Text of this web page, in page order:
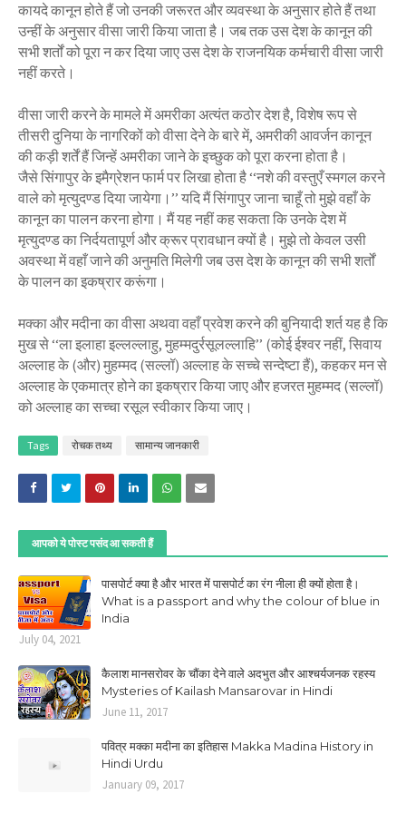
कायदे कानून होते हैं जो उनकी जरूरत और व्यवस्था के अनुसार होते हैं तथा
उन्हीं के अनुसार वीसा जारी किया जाता है। जब तक उस देश के कानून की
सभी शर्तों को पूरा न कर दिया जाए उस देश के राजनयिक कर्मचारी वीसा जारी
नहीं करते।
वीसा जारी करने के मामले में अमरीका अत्यंत कठोर देश है, विशेष रूप से
तीसरी दुनिया के नागरिकों को वीसा देने के बारे में, अमरीकी आवर्जन कानून
की कड़ी शर्तें हैं जिन्हें अमरीका जाने के इच्छुक को पूरा करना होता है।
जैसे सिंगापुर के इमैग्रेशन फार्म पर लिखा होता है ‘‘नशे की वस्तुएँ स्मगल करने
वाले को मृत्युदण्ड दिया जायेगा।’’ यदि मैं सिंगापुर जाना चाहूँ तो मुझे वहाँ के
कानून का पालन करना होगा। मैं यह नहीं कह सकता कि उनके देश में
मृत्युदण्ड का निर्दयतापूर्ण और क्रूर प्रावधान क्यों है। मुझे तो केवल उसी
अवस्था में वहाँ जाने की अनुमति मिलेगी जब उस देश के कानून की सभी शर्तों
के पालन का इकष्रार करूंगा।
मक्का और मदीना का वीसा अथवा वहाँ प्रवेश करने की बुनियादी शर्त यह है कि
मुख से ‘‘ला इलाहा इल्लल्लाहु, मुहम्मदुर्रसूलल्लाहि’’ (कोई ईश्वर नहीं, सिवाय
अल्लाह के (और) मुहम्मद (सल्लॉ) अल्लाह के सच्चे सन्देष्टा हैं), कहकर मन से
अल्लाह के एकमात्र होने का इकष्रार किया जाए और हजरत मुहम्मद (सल्लॉ)
को अल्लाह का सच्चा रसूल स्वीकार किया जाए।
Tags रोचक तथ्‍य सामान्‍य जानकारी
आपको ये पोस्ट पसंद आ सकती हैं
पासपोर्ट क्या है और भारत में पासपोर्ट का रंग नीला ही क्यों होता है।
What is a passport and why the colour of blue in
India
July 04, 2021
कैलाश मानसरोवर के चौंका देने वाले अदभुत और आश्चर्यजनक रहस्य
Mysteries of Kailash Mansarovar in Hindi
June 11, 2017
पवित्र मक्का मदीना का इतिहास Makka Madina History in
Hindi Urdu
January 09, 2017